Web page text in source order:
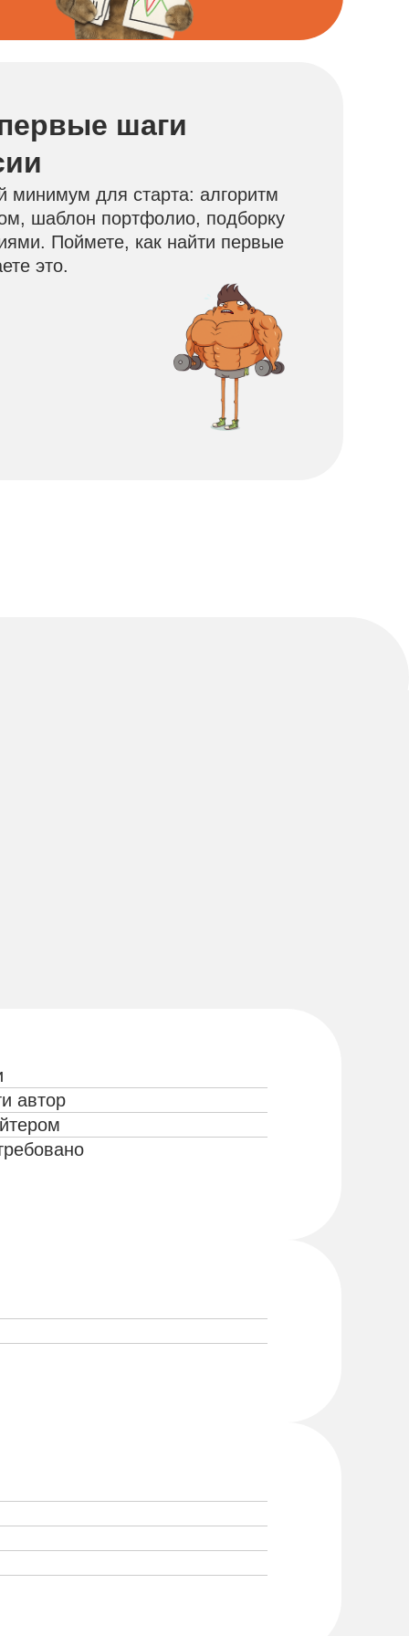
шаги
минимум для старта: алгоритм
шаблон портфолио, подборку
Поймете, как найти первые
это.
автор